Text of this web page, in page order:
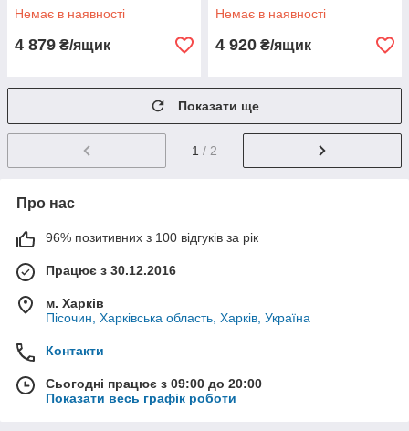
Немає в наявності
4 879 ₴/ящик
Немає в наявності
4 920 ₴/ящик
Показати ще
1 / 2
Про нас
96% позитивних з 100 відгуків за рік
Працює з 30.12.2016
м. Харків
Пісочин, Харківська область, Харків, Україна
Контакти
Сьогодні працює з 09:00 до 20:00
Показати весь графік роботи